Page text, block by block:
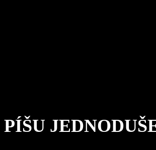
PÍŠU